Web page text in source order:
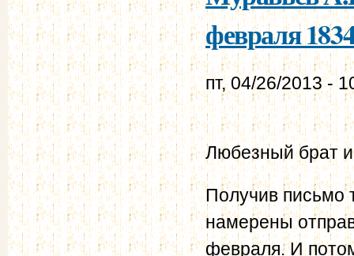
февраля
пт, 04/26/2013 -
Любезный брат
Получив письмо
намерены
февраля. И